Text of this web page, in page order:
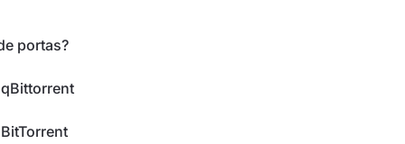
portas?